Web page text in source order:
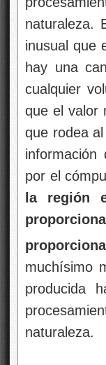
naturaleza.
inusual que
hay una
cualquier
que el valor
que rodea
información
por el
la región
muchísimo
producida
naturaleza.